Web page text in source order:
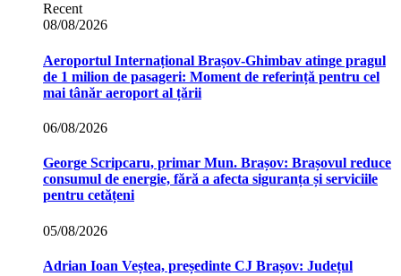
Recent
08/08/2026
Aeroportul Internațional Brașov‑Ghimbav atinge pragul
de 1 milion de pasageri: Moment de referință pentru cel
mai tânăr aeroport al țării
06/08/2026
George Scripcaru, primar Mun. Brașov: Brașovul reduce
consumul de energie, fără a afecta siguranța și serviciile
pentru cetățeni
05/08/2026
Adrian Ioan Veștea, președinte CJ Brașov: Județul